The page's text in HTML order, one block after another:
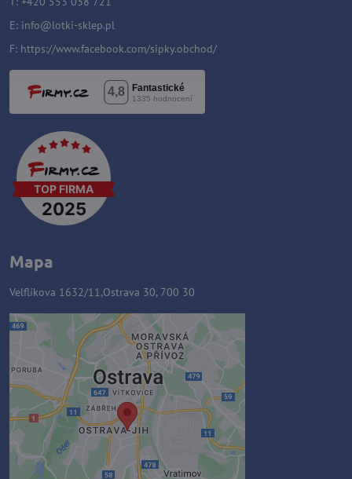
E: info@lotki-sklep.pl
F: https://www.facebook.com/sipky.obchod/
Mapa
Velflíkova 1632/11,Ostrava 30, 700 30
Zawartość zewnętrzna jest
blokowana przez opcje
prywatności
Czy chcesz załadować zawartość
zewnętrzną?
Zezwól raz